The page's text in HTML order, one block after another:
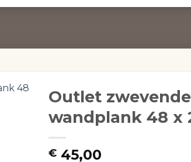
Outlet
wandplank 48 x
€45,00